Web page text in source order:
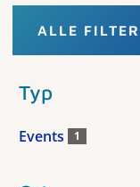
ALLE
Typ
Events 1